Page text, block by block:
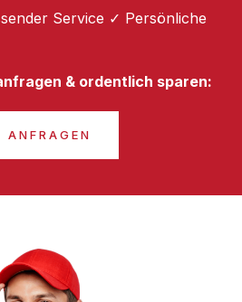
Service ✓ Persönliche
& ordentlich sparen:
ANFRAGEN